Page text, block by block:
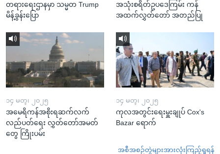
တရားရေးဌာနမှာ သမ္မတ Trump
မိန့်ခွန်းပြော
အသုံးစရိတ်ဥပဒေကြမ်း ကန်
အထက်လွှတ်တော် အတည်ပြု
၁၄ မတ္၊ ၂၀၂၅
အမေရိကန်အစိုးရဆက်လက်
လည်ပတ်ရေး လွှတ်တော်အမတ်
တွေ ကြိုးပမ်း
၁၄ မတ္၊ ၂၀၂၅
ကုလအတွင်းရေးမှူးချုပ် Cox's
Bazar ရောက်
အစီအစဉ်တွဲများအားလုံးကြည့်ရှုရန်